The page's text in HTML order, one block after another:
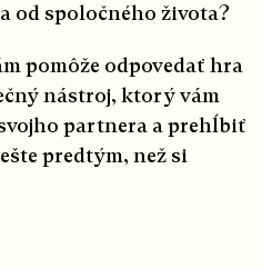
od spoločného života?
pomôže odpovedať hra
nástroj, ktorý vám
partnera a prehĺbiť
predtým, než si